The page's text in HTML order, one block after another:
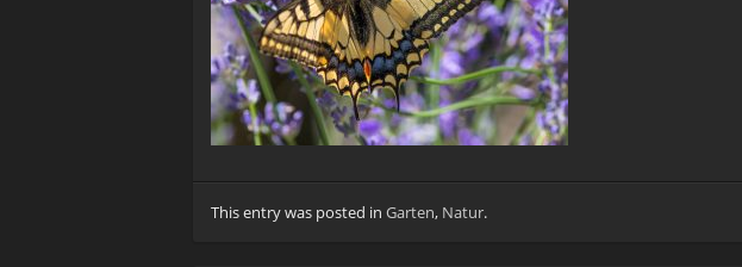
This entry was posted in Garten, Natur.